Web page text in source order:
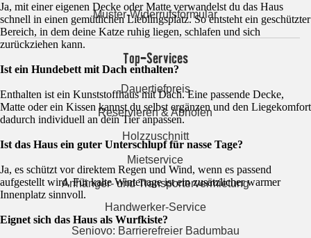
Ja, mit einer eigenen Decke oder Matte verwandelst du das Haus
schnell in einen gemütlichen Lieblingsplatz. So entsteht ein geschützter
Bereich, in dem deine Katze ruhig liegen, schlafen und sich
zurückziehen kann.
Ist ein Hundebett mit Dach enthalten?
Enthalten ist ein Kunststoffhaus mit Dach. Eine passende Decke,
Matte oder ein Kissen kannst du selbst ergänzen und den Liegekomfort
dadurch individuell an dein Tier anpassen.
Ist das Haus ein guter Unterschlupf für nasse Tage?
Ja, es schützt vor direktem Regen und Wind, wenn es passend
aufgestellt wird. Für kalte Wintertage ist ein zusätzlicher warmer
Innenplatz sinnvoll.
Eignet sich das Haus als Wurfkiste?
Muster-Widerrufsformular
Top-Services
Dauertiefpreis
Reservieren & Abholen
Holzzuschnitt
Mietservice
Anhänger- und Transportervermietung
Handwerker-Service
Seniovo: Barrierefreier Badumbau